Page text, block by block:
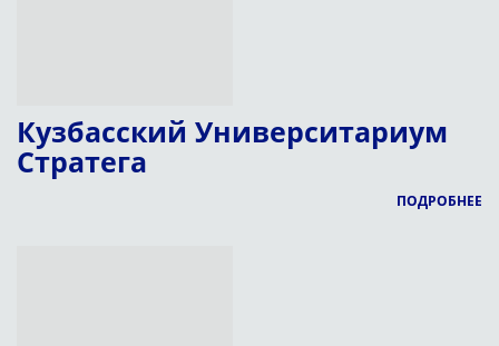
Кузбасский Университариум
Стратега
ПОДРОБНЕЕ